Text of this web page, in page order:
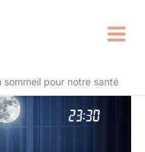
sommeil pour notre santé